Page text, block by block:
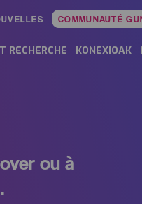
COMMUNAUTÉ
RECHERCHE KONEXIOAK
ou à